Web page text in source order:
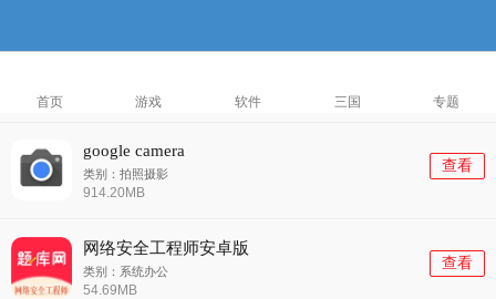
首页 游戏 软件 三国 专题
google camera
类别：拍照摄影
914.20MB
查看
网络安全工程师安卓版
类别：系统办公
54.69MB
查看